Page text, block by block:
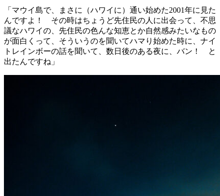
「マウイ島で、まさに（ハワイに）通い始めた2001年に見た
んですよ！ その時はちょうど先住民の人に出会って、不思
議なハワイの、先住民の色んな知恵とか自然感みたいなもの
が面白くって、そういうのを聞いてハマり始めた時に、ナイ
トレインボーの話を聞いて、数日後のある夜に、バン！ と
出たんですね」